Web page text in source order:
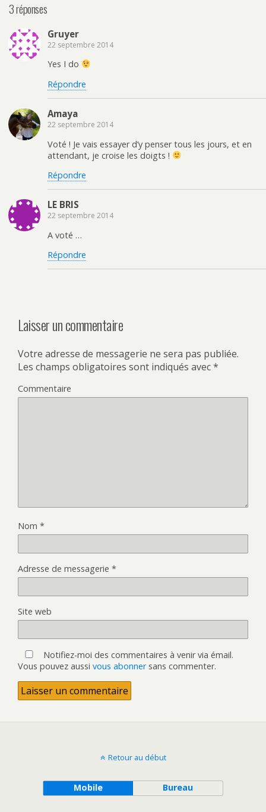
3 réponses
Gruyer
22 septembre 2014
Yes I do
Répondre
Amaya
22 septembre 2014
Voté ! Je vais essayer d’y penser tous les jours, et en
attendant, je croise les doigts !
Répondre
LE BRIS
22 septembre 2014
A voté …
Répondre
Laisser un commentaire
Votre adresse de messagerie ne sera pas publiée.
Les champs obligatoires sont indiqués avec*
Commentaire
Nom *
Adresse de messagerie *
Site web
Notifiez-moi des commentaires à venir via émail.
Vous pouvez aussi vous abonnersans commenter.
Retour au début
Mobile Bureau